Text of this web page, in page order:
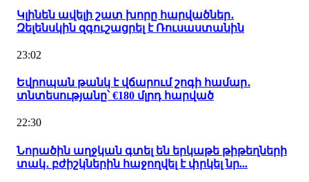
Կլինեն ավելի շատ խորը հարվածներ․
Զելենսկին զգուշացրել է Ռուսաստանին
23:02
Եվրոպան թանկ է վճարում շոգի համար․
տնտեսությանը՝ €180 մլրդ հարված
22:30
Նորածին աղջկան գտել են երկաթե թիթեղների
տակ․ բժիշկներին հաջողվել է փրկել նր...